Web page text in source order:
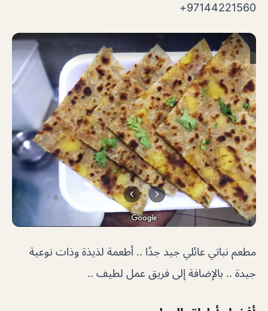
97144221560+
مطعم نباتي عائلي جيد جدًا .. أطعمة لذيذة وذات نوعية
جيدة .. بالإضافة إلى فريق عمل لطيف ..